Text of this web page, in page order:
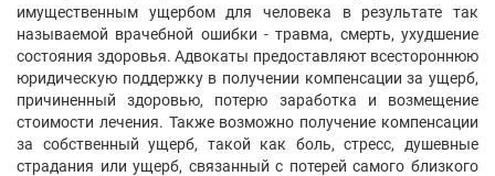
имущественным ущербом для человека в результате так
называемой врачебной ошибки - травма, смерть, ухудшение
состояния здоровья. Адвокаты предоставляют всестороннюю
юридическую поддержку в получении компенсации за ущерб,
причиненный здоровью, потерю заработка и возмещение
стоимости лечения. Также возможно получение компенсации
за собственный ущерб, такой как боль, стресс, душевные
страдания или ущерб, связанный с потерей самого близкого